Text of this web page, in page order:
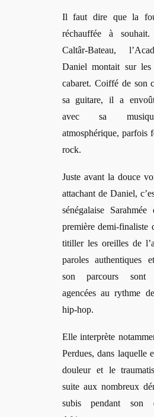
Il faut dire que la
réchauffée à
Caltâr-Bateau,
Daniel montait sur les
cabaret. Coiffé de son
sa guitare, il a
avec sa
atmosphérique, parfois
rock.
Juste avant la douce
attachant de Daniel,
sénégalaise
première demi-finaliste
titiller les oreilles de
paroles authentiques
son parcours sont
agencées au rythme
hip-hop.
Elle interprète
Perdues, dans laquelle
douleur et le
suite aux nombreux
subis pendant son